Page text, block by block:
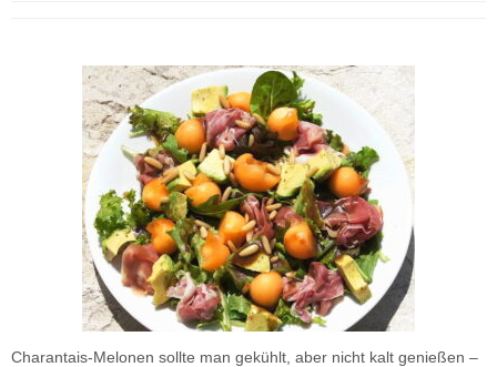
Charantais-Melonen sollte man gekühlt, aber nicht kalt genießen –